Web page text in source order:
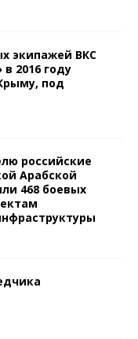
экипажей ВКС
2016 году
под
российские
Арабской
468 боевых